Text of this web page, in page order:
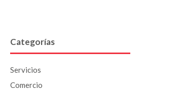
Categorías
Servicios
Comercio